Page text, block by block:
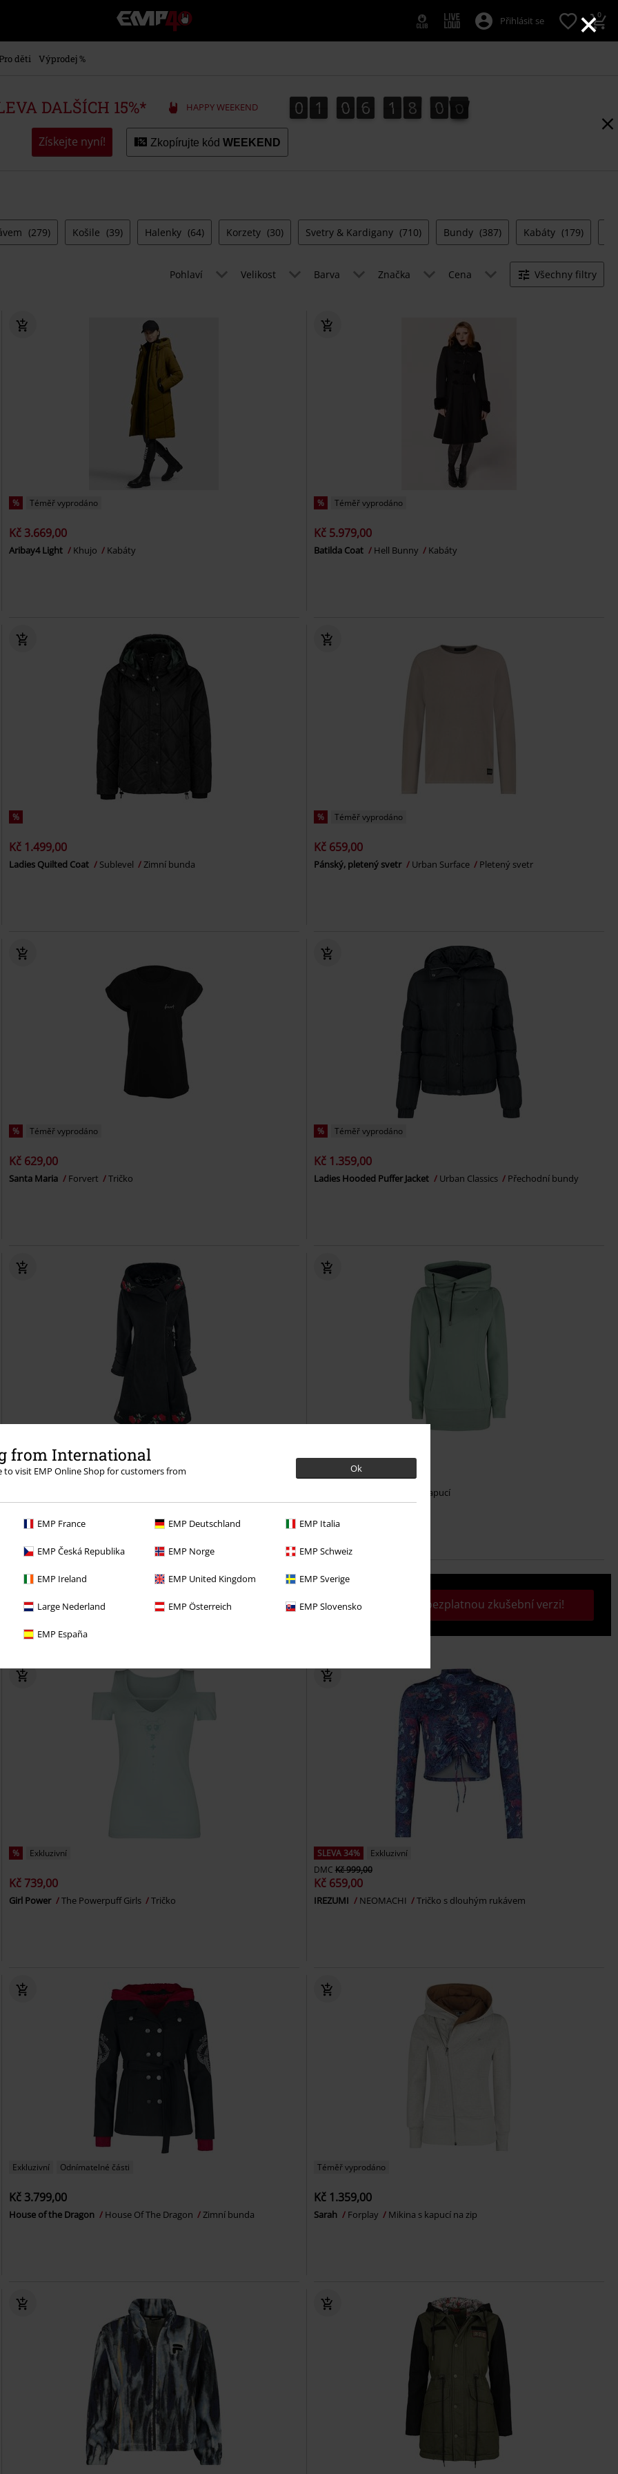
×
from International
to visit EMP Online Shop for customers from
Ok
EMP France EMP Deutschland EMP Italia
EMP Česká Republika EMP Norge EMP Schweiz
EMP Ireland EMP United Kingdom EMP Sverige
Large Nederland EMP Österreich EMP Slovensko
EMP España
EMP
-
Hudba,
Merch
hráče,
Alternativní
Přihlásit se 0
Pro děti Výprodej %
DALŠÍCH 15%* HAPPY WEEKEND 0
0 1
1 0
0 6
6 1
1 7
8
7 5
0
5 8
9
8
0
9
Získejte nyní! Zkopírujte kód WEEKEND
(279) Košile (39) Halenky (64) Korzety (30) Svetry & Kardigany (710) Bundy (387) Kabáty (179)
Pohlaví Velikost Barva Značka Cena Všechny filtry
% Téměř vyprodáno
Kč 3.669,00
Aribay4 Light Khujo Kabáty
% Téměř vyprodáno
Kč 5.979,00
Batilda Coat Hell Bunny Kabáty
%
Kč 1.499,00
Ladies Quilted Coat Sublevel Zimní bunda
% Téměř vyprodáno
Kč 659,00
Pánský, pletený svetr Urban Surface Pletený svetr
% Téměř vyprodáno
Kč 629,00
Santa Maria Forvert Tričko
% Téměř vyprodáno
Kč 1.359,00
Ladies Hooded Puffer Jacket Urban Classics Přechodní bundy
DMCKč 4.234,99
Kč 3.529,00 Kč 1.089,00
Mikina s kapucí
zkušební verzi našeho BACKSTAGE CLUB Aktivujte si svou bezplatnou zkušební verzi!
% Exkluzivní
Kč 739,00
Girl Power The Powerpuff Girls Tričko
SLEVA 34%
Exkluzivní
DMC Kč 999,00
Kč 659,00
IREZUMI NEOMACHI Tričko s dlouhým rukávem
Exkluzivní Odnímatelné části
Kč 3.799,00
House of the Dragon House Of The Dragon Zimní bunda
Téměř vyprodáno
Kč 1.359,00
Sarah Forplay Mikina s kapucí na zip